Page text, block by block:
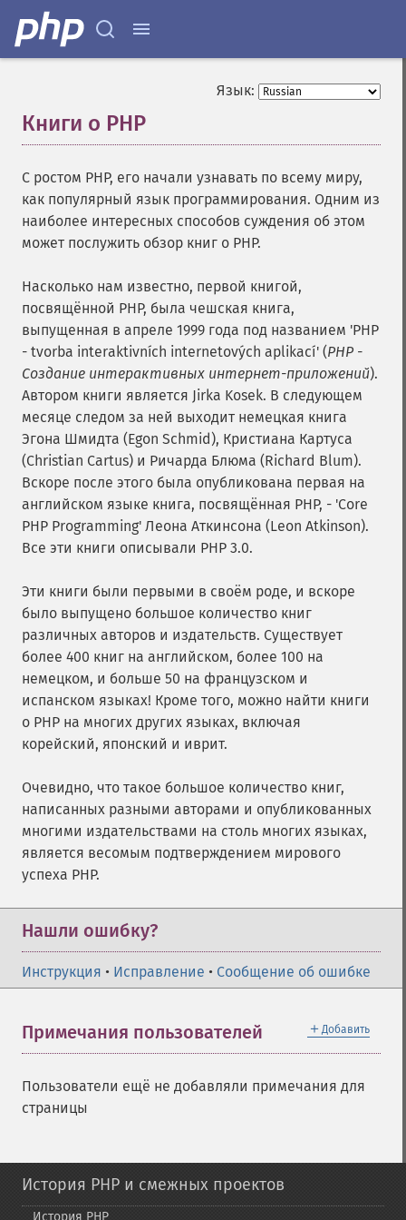
Язык:
Книги о PHP
С ростом PHP, его начали узнавать по всему миру,
как популярный язык программирования. Одним из
наиболее интересных способов суждения об этом
может послужить обзор книг о PHP.
Насколько нам известно, первой книгой,
посвящённой PHP, была чешская книга,
выпущенная в апреле 1999 года под названием 'PHP
- tvorba interaktivních internetových aplikací' (PHP -
Создание интерактивных интернет-приложений).
Автором книги является Jirka Kosek. В следующем
месяце следом за ней выходит немецкая книга
Эгона Шмидта (Egon Schmid), Кристиана Картуса
(Christian Cartus) и Ричарда Блюма (Richard Blum).
Вскоре после этого была опубликована первая на
английском языке книга, посвящённая PHP, - 'Core
PHP Programming' Леона Аткинсона (Leon Atkinson).
Все эти книги описывали PHP 3.0.
Эти книги были первыми в своём роде, и вскоре
было выпущено большое количество книг
различных авторов и издательств. Существует
более 400 книг на английском, более 100 на
немецком, и больше 50 на французском и
испанском языках! Кроме того, можно найти книги
о PHP на многих других языках, включая
корейский, японский и иврит.
Очевидно, что такое большое количество книг,
написанных разными авторами и опубликованных
многими издательствами на столь многих языках,
является весомым подтверждением мирового
успеха PHP.
Нашли ошибку?
Инструкция • Исправление • Сообщение об ошибке
＋ Добавить
Примечания пользователей
Пользователи ещё не добавляли примечания для
страницы
История PHP и смежных проектов
История PHP